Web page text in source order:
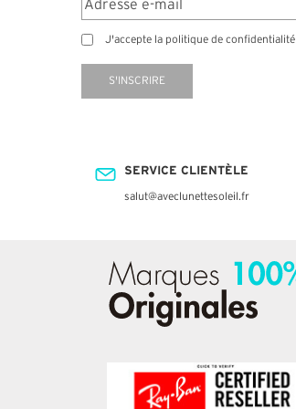
J'accepte la politique de confidentialité
S'INSCRIRE
SERVICE CLIENTÈLE
salut@aveclunettesoleil.fr